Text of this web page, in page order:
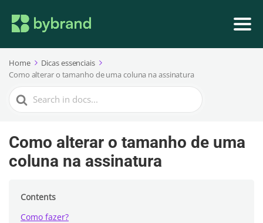
Home
Dicas essenciais
Como alterar o tamanho de uma coluna na assinatura
Search
For
Como alterar o tamanho de uma
coluna na assinatura
Contents
Como fazer?